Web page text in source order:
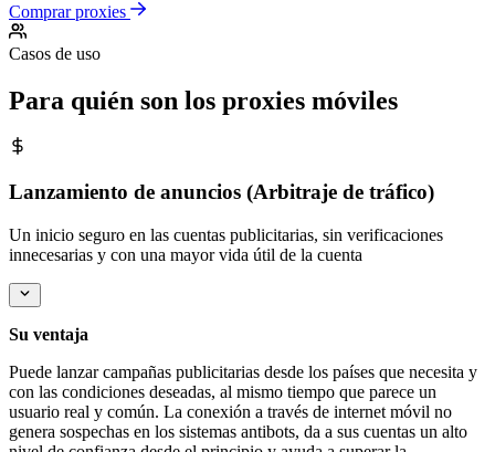
Comprar proxies
Casos de uso
Para quién son los proxies móviles
Lanzamiento de anuncios (Arbitraje de tráfico)
Un inicio seguro en las cuentas publicitarias, sin verificaciones
innecesarias y con una mayor vida útil de la cuenta
Su ventaja
Puede lanzar campañas publicitarias desde los países que necesita y
con las condiciones deseadas, al mismo tiempo que parece un
usuario real y común. La conexión a través de internet móvil no
genera sospechas en los sistemas antibots, da a sus cuentas un alto